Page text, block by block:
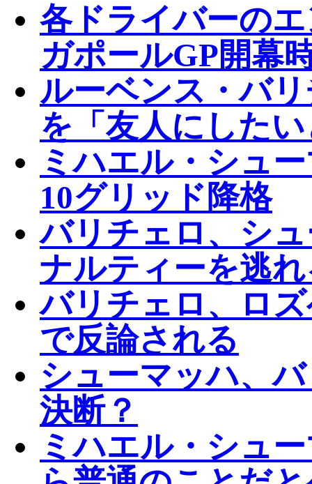
各ドライバーの
ガポールGP開幕
ルーベンス・バ
を「友人にした
ミハエル・シュ
10グリッド降格
バリチェロ、シ
ナルティーを逃
バリチェロ、ロ
で反論される
シューマッハ、
決断？
ミハエル・シュ